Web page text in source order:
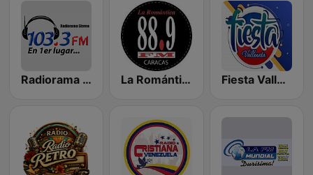
Radiorama Stereo La Romántica Fiesta Vallenata